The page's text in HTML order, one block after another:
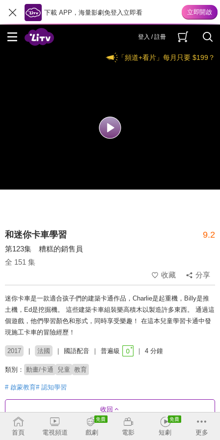
下載 APP，海量影劇免登入立即看
登入 / 註冊
「頻道+看片」每月只要 $199？
和迷你卡車學習 9.2
第123集 糟糕的銷售員
全 151 集
收藏
分享
迷你卡車是一款適合孩子們的建築卡通作品，Charlie是起重機，Billy是推
土機，Ed是挖掘機。 這些建築卡車組裝樂高積木以製造許多東西。 通過這
個遊戲，他們學習顏色和形式，同時享受樂趣！ 在這本兒童學習卡通中發
現施工卡車的冒險經歷！
2017 法國 國語配音 普遍級 4 分鐘
類別： 動畫/卡通 兒童 教育
# 啟蒙教育# 認知學習
收回
首頁 電視頻道 戲劇 電影 短劇 更多